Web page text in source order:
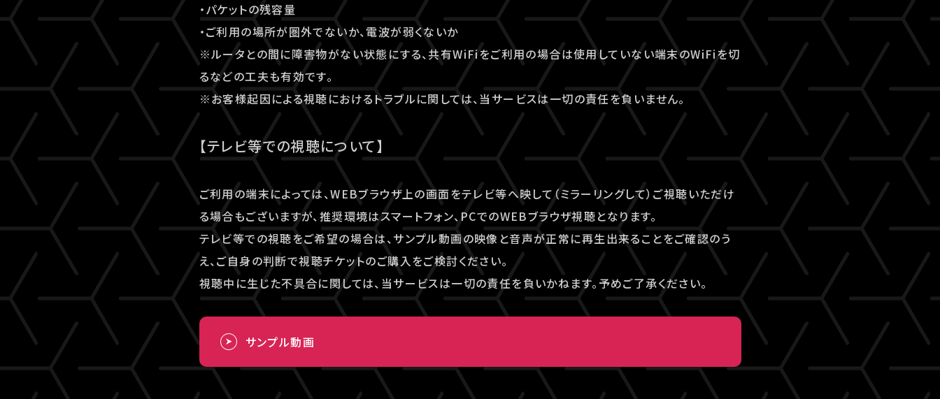
・パケットの残容量
・ご利用の場所が圏外でないか、電波が弱くないか
※ルータとの間に障害物がない状態にする、共有WiFiをご利用の場合は使用していない端末のWiFiを切
るなどの工夫も有効です。
※お客様起因による視聴におけるトラブルに関しては、当サービスは一切の責任を負いません。
【テレビ等での視聴について】
ご利用の端末によっては、WEBブラウザ上の画面をテレビ等へ映して（ミラーリングして）ご視聴いただけ
る場合もございますが、推奨環境はスマートフォン、PCでのWEBブラウザ視聴となります。
テレビ等での視聴をご希望の場合は、サンプル動画の映像と音声が正常に再生出来ることをご確認のう
え、ご自身の判断で視聴チケットのご購入をご検討ください。
視聴中に生じた不具合に関しては、当サービスは一切の責任を負いかねます。予めご了承ください。
サンプル動画